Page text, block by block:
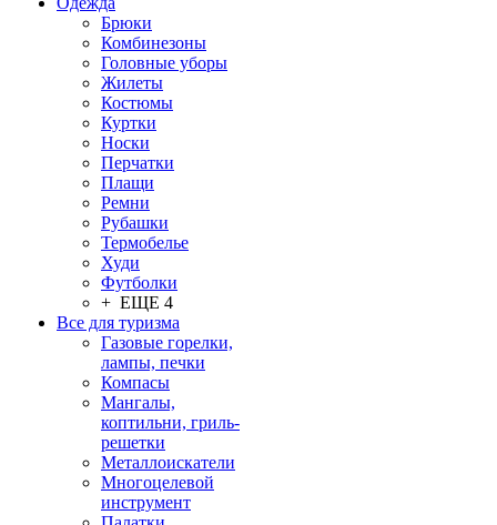
Брюки
Комбинезоны
Головные уборы
Жилеты
Костюмы
Куртки
Носки
Перчатки
Плащи
Ремни
Рубашки
Термобелье
Худи
Футболки
+ ЕЩЕ 4
Все для туризма
Газовые горелки,
лампы, печки
Компасы
Мангалы,
коптильни, гриль-
решетки
Металлоискатели
Многоцелевой
инструмент